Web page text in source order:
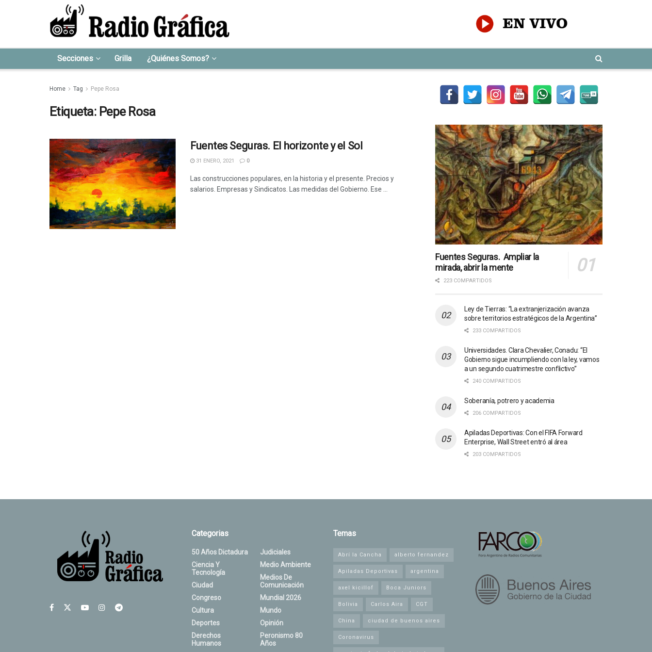
Secciones Grilla ¿Quiénes Somos?
Home Tag Pepe Rosa
Etiqueta: Pepe Rosa
Fuentes Seguras. El horizonte y el Sol
31 ENERO, 2021 0
Las construcciones populares, en la historia y el presente. Precios y
salarios. Empresas y Sindicatos. Las medidas del Gobierno. Ese ...
Fuentes Seguras. Ampliar la
mirada, abrir la mente
223 COMPARTIDOS
Ley de Tierras: “La extranjerización avanza
sobre territorios estratégicos de la Argentina”
233 COMPARTIDOS
Universidades. Clara Chevalier, Conadu: “El
Gobierno sigue incumpliendo con la ley, vamos
a un segundo cuatrimestre conflictivo”
240 COMPARTIDOS
Soberanía, potrero y academia
206 COMPARTIDOS
Apiladas Deportivas: Con el FIFA Forward
Enterprise, Wall Street entró al área
203 COMPARTIDOS
Categorias
50 Años Dictadura
Ciencia Y
Tecnología
Ciudad
Congreso
Cultura
Deportes
Derechos
Humanos
Judiciales
Medio Ambiente
Medios De
Comunicación
Mundial 2026
Mundo
Opinión
Peronismo 80
Años
Temas
Abrí la Cancha alberto fernandez
Apiladas Deportivas argentina
axel kicillof Boca Juniors
Bolivia Carlos Aira CGT
China ciudad de buenos aires
Coronavirus